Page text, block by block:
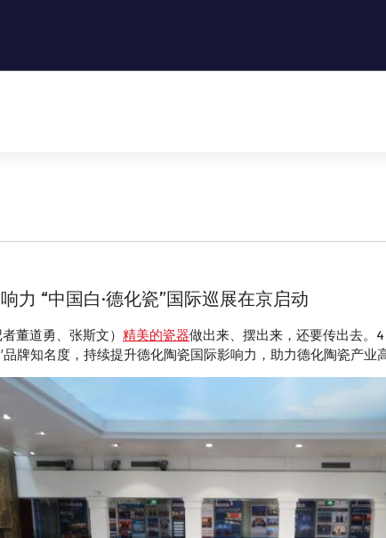
力 “中国白·德化瓷”国际巡展在京启动
董道勇、张斯文） 精美的瓷器做出来、摆出来，还要传出去。
品牌知名度，持续提升德化陶瓷国际影响力，助力德化陶瓷产业